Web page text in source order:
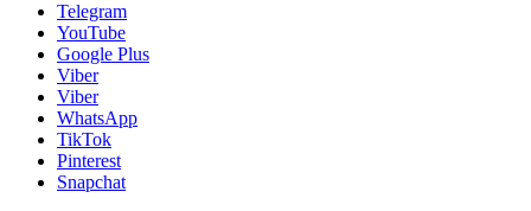
Telegram
YouTube
Google Plus
Viber
Viber
WhatsApp
TikTok
Pinterest
Snapchat